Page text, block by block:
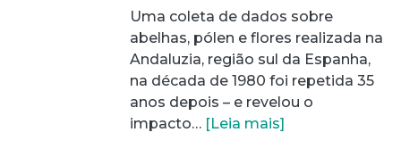
Uma coleta de dados sobre
abelhas, pólen e flores realizada na
Andaluzia, região sul da Espanha,
na década de 1980 foi repetida 35
anos depois – e revelou o
impacto… [Leia mais]